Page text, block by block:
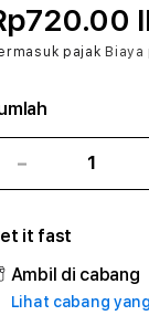
pajak
Kurangi
jumlah
ERIGO4D
#3
TradiTours
Jasa
it fast
Ambil di cabang
Lihat cabang